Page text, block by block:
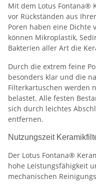
Mit dem Lotus Fontana®
vor Rückständen aus
Poren haben eine Dichte
können Mikroplastik,
Bakterien aller Art die
Durch die extrem feine
besonders klar und die
Filterkartuschen werden
belastet. Alle festen
sich durch leichtes
entfernen.
Nutzungszeit
Der Lotus Fontana®
hohe Leistungsfähigkeit
mechanischen